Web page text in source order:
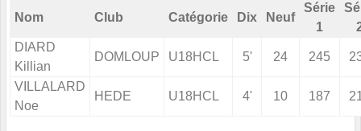
Nom Club Catégorie Dix Neuf
Série
1
DIARD
Killian
DOMLOUP U18HCL 5' 24 245
VILLALARD
Noe
HEDE U18HCL 4' 10 187